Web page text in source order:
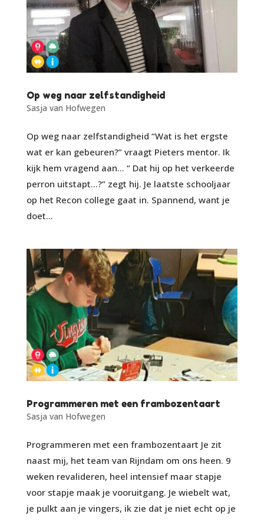
Op weg naar zelfstandigheid
Sasja van Hofwegen
Op weg naar zelfstandigheid “Wat is het ergste
wat er kan gebeuren?” vraagt Pieters mentor. Ik
kijk hem vragend aan… “ Dat hij op het verkeerde
perron uitstapt…?” zegt hij. Je laatste schooljaar
op het Recon college gaat in. Spannend, want je
doet...
Programmeren met een frambozentaart
Sasja van Hofwegen
Programmeren met een frambozentaart Je zit
naast mij, het team van Rijndam om ons heen. 9
weken revalideren, heel intensief maar stapje
voor stapje maak je vooruitgang. Je wiebelt wat,
je pulkt aan je vingers, ik zie dat je niet echt op je